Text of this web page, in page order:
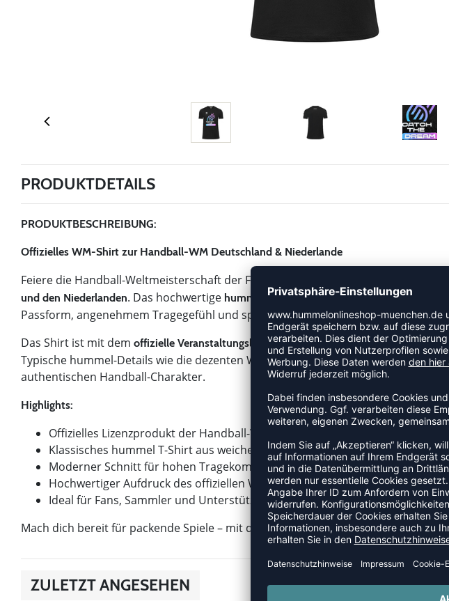
PRODUKTDETAILS
PRODUKTBESCHREIBUNG:
Offizielles WM-Shirt zur Handball-WM Deutschland & Niederlande
Feiere die Handball-Weltmeisterschaft der Frauen stilvoll mit dem
und den Niederlanden. Das hochwertige hummel T-Shirt aus 100 % Baumwolle
Passform, angenehmem Tragegefühl und sportlichem Look – perfekt für Arena,
Das Shirt ist mit dem offizielle Veranstaltungslogo veredelt, das dieses Shirt zu
Typische hummel-Details wie die dezenten Winkel-Elemente runden das Design
authentischen Handball-Charakter.
Highlights:
Offizielles Lizenzprodukt der Handball-WM der Damen
Klassisches hummel T-Shirt aus weicher, atmungsaktiver Baumwolle
Moderner Schnitt für hohen Tragekomfort
Hochwertiger Aufdruck des offiziellen WM-Logos
Ideal für Fans, Sammler und Unterstützer des internationalen
Mach dich bereit für packende Spiele – mit dem Shirt, das echte WM-
ZULETZT ANGESEHEN